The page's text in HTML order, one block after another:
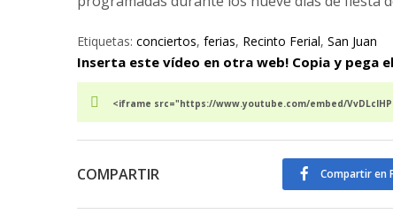
Etiquetas: conciertos, ferias, Recinto Ferial, San Juan
Inserta este vídeo en otra web! Copia y pega
<iframe src="https://www.youtube.com/embed/
COMPARTIR Compartir en